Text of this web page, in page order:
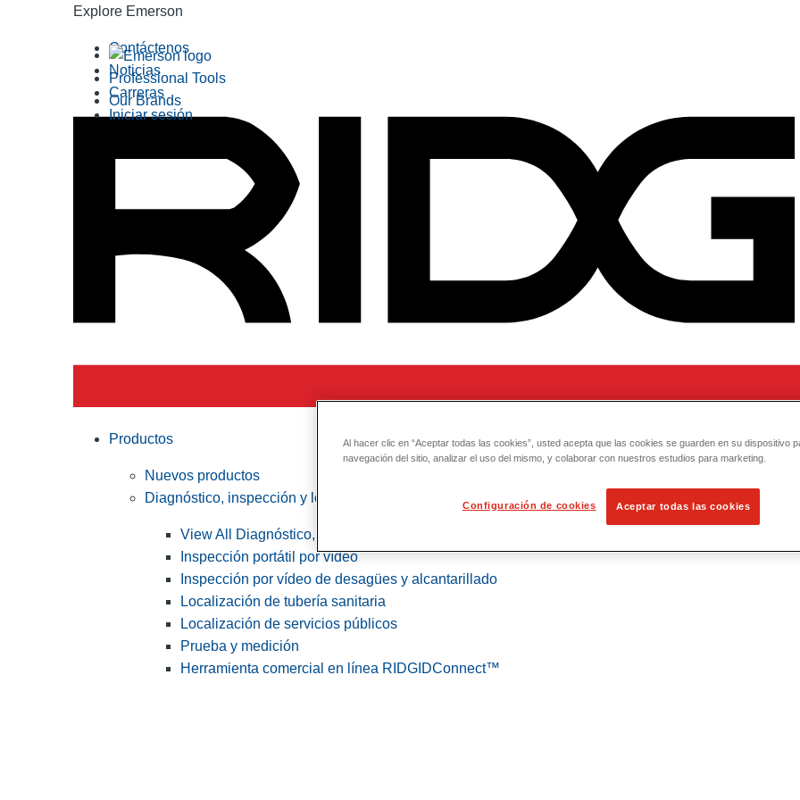
Explore Emerson
Professional Tools
Our Brands
Contáctenos
Noticias
Carreras
Iniciar sesión
Productos
Nuevos productos
Diagnóstico, inspección y localización
View All Diagnóstico, inspección y localización
Inspección portátil por vídeo
Inspección por vídeo de desagües y alcantarillado
Localización de tubería sanitaria
Localización de servicios públicos
Prueba y medición
Herramienta comercial en línea RIDGIDConnect™
Al hacer clic en “Aceptar todas las cookies”, usted acepta que las cookies se guarden en su dispositivo
navegación del sitio, analizar el uso del mismo, y colaborar con nuestros estudios para marketing.
Configuración de cookies Aceptar todas las cookies